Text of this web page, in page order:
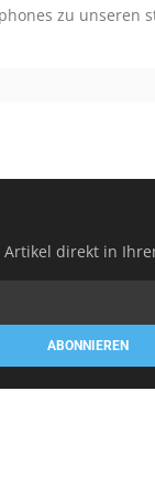
zu unseren
direkt in
ABONNIEREN